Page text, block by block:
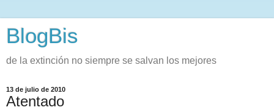
BlogBis
de la extinción no siempre se salvan los mejores
13 de julio de 2010
Atentado